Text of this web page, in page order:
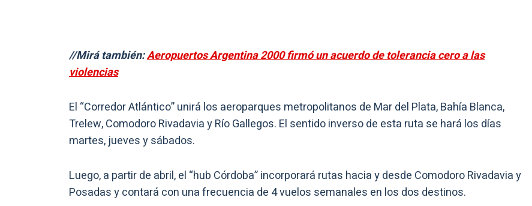
//Mirá también:Aeropuertos Argentina 2000 firmó un acuerdo de tolerancia cero a las
violencias
El “Corredor Atlántico” unirá los aeroparques metropolitanos de Mar del Plata, Bahía Blanca,
Trelew, Comodoro Rivadavia y Río Gallegos. El sentido inverso de esta ruta se hará los días
martes, jueves y sábados.
Luego, a partir de abril, el “hub Córdoba” incorporará rutas hacia y desde Comodoro Rivadavia y
Posadas y contará con una frecuencia de 4 vuelos semanales en los dos destinos.